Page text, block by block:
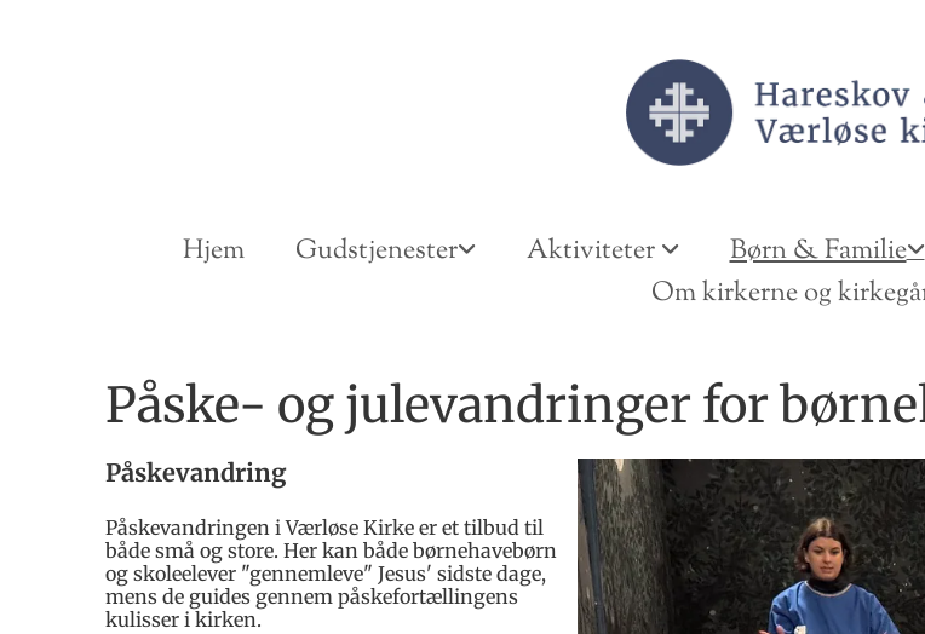
Hjem Gudstjenester Aktiviteter Børn & Familie
Om kirkerne og
Påske- og julevandringer for
Påskevandring
Påskevandringen i Værløse Kirke er et tilbud til
både små og store. Her kan både børnehavebørn
og skoleelever "gennemleve" Jesus' sidste dage,
mens de guides gennem påskefortællingens
kulisser i kirken.